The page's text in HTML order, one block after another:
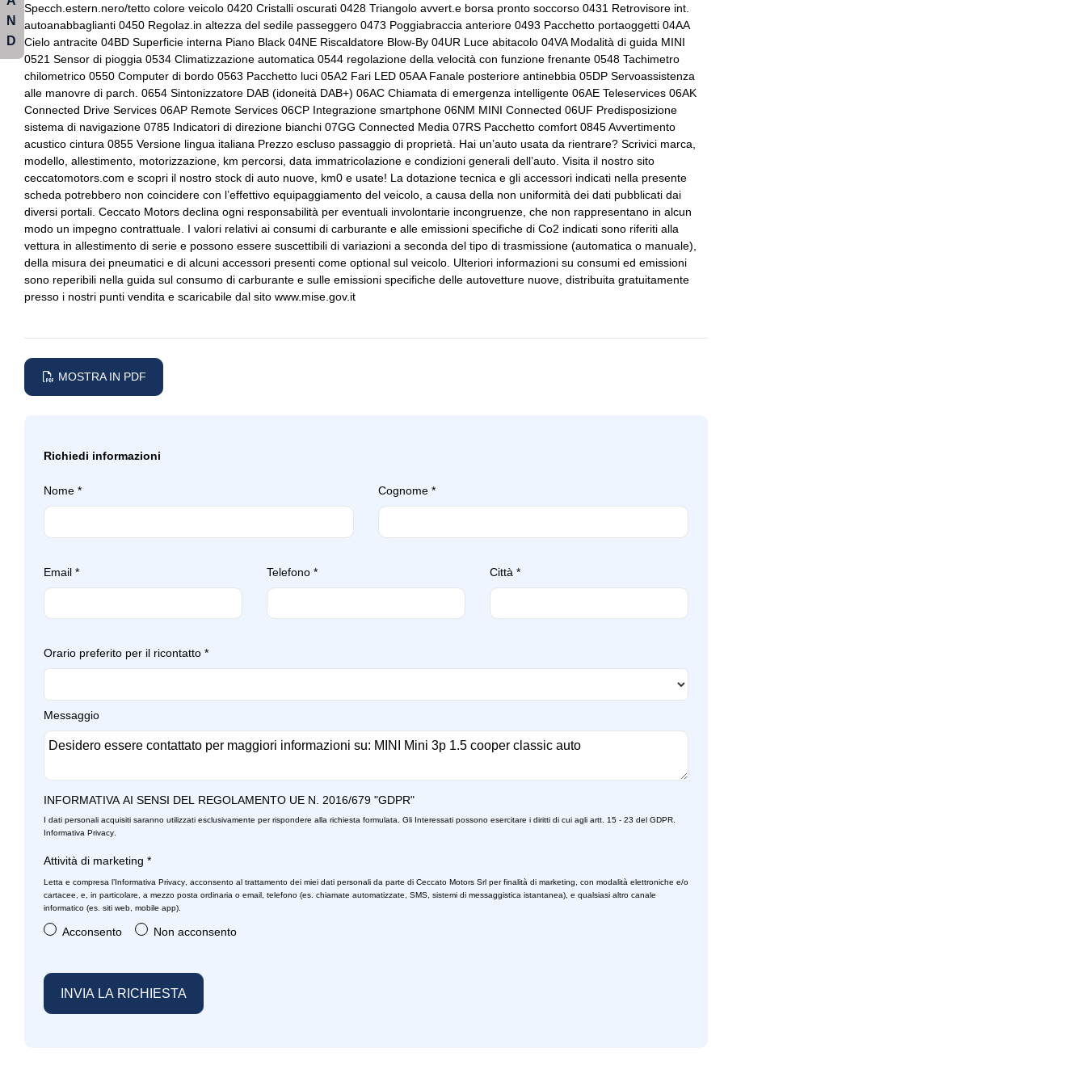
Specchietti retrovisori colorati
Specchietti retrovisori elettrici e
riscaldabili
Spoiler
Strumentazione digitale con display
Volante multifunzionale
Cromature esterne Fari a led Fari automatici e sensore pioggia
Fissaggi isofix Freni a disco Illuminazione abitacolo
Illuminazione bagagliaio
Impianto di scarico Indicatore pressione pneumatici Indicatori di direzione bianchi
Interni in tessuto Interni personalizzazione colori Keyless system
Kit emergenza
Maniglia del portellone posteriore in nero
lucido
Pacchetto
Portabicchieri Portellone bagagliaio elettrico Presa 12v aggiuntiva
Regolatore di velocità - cruise control
Remote services e integrazione con mini
app
Retrovisore interno anabbagliante Sedili abbattibili
Sensori parcheggio posteriori
Sistema di assistenza al mantenimento
riscaldabili
Strumentazione digitale con display
Specch.estern.nero/tetto colore veicolo 0420 Cristalli oscurati 0428 Triangolo avvert.e borsa pronto soccorso 0431 Retrovisore int.
autoanabbaglianti 0450 Regolaz.in altezza del sedile passeggero 0473 Poggiabraccia anteriore 0493 Pacchetto portaoggetti 04AA
Cielo antracite 04BD Superficie interna Piano Black 04NE Riscaldatore Blow-By 04UR Luce abitacolo 04VA Modalità di guida MINI
0521 Sensor di pioggia 0534 Climatizzazione automatica 0544 regolazione della velocità con funzione frenante 0548 Tachimetro
chilometrico 0550 Computer di bordo 0563 Pacchetto luci 05A2 Fari LED 05AA Fanale posteriore antinebbia 05DP Servoassistenza
alle manovre di parch. 0654 Sintonizzatore DAB (idoneità DAB+) 06AC Chiamata di emergenza intelligente 06AE Teleservices 06AK
Connected Drive Services 06AP Remote Services 06CP Integrazione smartphone 06NM MINI Connected 06UF Predisposizione
sistema di navigazione 0785 Indicatori di direzione bianchi 07GG Connected Media 07RS Pacchetto comfort 0845 Avvertimento
acustico cintura 0855 Versione lingua italiana Prezzo escluso passaggio di proprietà. Hai un’auto usata da rientrare? Scrivici marca,
modello, allestimento, motorizzazione, km percorsi, data immatricolazione e condizioni generali dell’auto. Visita il nostro sito
ceccatomotors.com e scopri il nostro stock di auto nuove, km0 e usate! La dotazione tecnica e gli accessori indicati nella presente
scheda potrebbero non coincidere con l’effettivo equipaggiamento del veicolo, a causa della non uniformità dei dati pubblicati dai
diversi portali. Ceccato Motors declina ogni responsabilità per eventuali involontarie incongruenze, che non rappresentano in alcun
modo un impegno contrattuale. I valori relativi ai consumi di carburante e alle emissioni specifiche di Co2 indicati sono riferiti alla
vettura in allestimento di serie e possono essere suscettibili di variazioni a seconda del tipo di trasmissione (automatica o manuale),
della misura dei pneumatici e di alcuni accessori presenti come optional sul veicolo. Ulteriori informazioni su consumi ed emissioni
sono reperibili nella guida sul consumo di carburante e sulle emissioni specifiche delle autovetture nuove, distribuita gratuitamente
presso i nostri punti vendita e scaricabile dal sito www.mise.gov.it
MOSTRA IN PDF
Richiedi informazioni
Nome * Cognome *
Email * Telefono * Città *
Orario preferito per il ricontatto *
Messaggio
INFORMATIVA AI SENSI DEL REGOLAMENTO UE N. 2016/679 "GDPR"
I dati personali acquisiti saranno utilizzati esclusivamente per rispondere alla richiesta formulata. Gli Interessati possono esercitare i diritti di cui agli artt. 15 - 23 del GDPR.
Informativa Privacy
Attività di marketing *
Letta e compresa l’Informativa Privacy , acconsento al trattamento dei miei dati personali da parte di Ceccato Motors Srl per finalità di marketing, con modalità elettroniche e/o
cartacee, e, in particolare, a mezzo posta ordinaria o email, telefono (es. chiamate automatizzate, SMS, sistemi di messaggistica istantanea), e qualsiasi altro canale
informatico (es. siti web, mobile app).
Acconsento Non acconsento
N
D